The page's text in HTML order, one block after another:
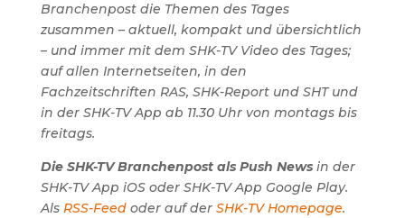
Branchenpost die Themen des Tages
zusammen – aktuell, kompakt und übersichtlich
– und immer mit dem SHK-TV Video des Tages;
auf allen Internetseiten, in den
Fachzeitschriften RAS, SHK-Report und SHT und
in der SHK-TV App ab 11.30 Uhr von montags bis
freitags.
Die SHK-TV Branchenpost als Push Newsin der
SHK-TV App iOS oder SHK-TV App Google Play.
Als RSS-Feedoder auf der SHK-TV Homepage.